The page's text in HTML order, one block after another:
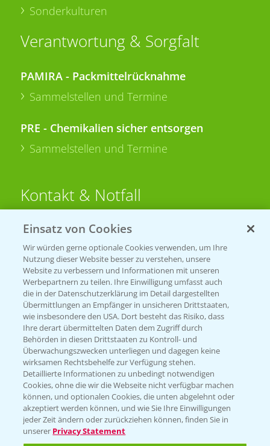
Sonderkulturen
Verantwortung & Sorgfalt
PAMIRA - Packmittelrücknahme
Sammelstellen und Termine
PRE - Chemikalien sicher entsorgen
Sammelstellen und Termine
Kontakt & Notfall
Beratung auf WhatsApp
T.+49 (0)174 346 564 1
KONTAKT
Hilfe in Notfällen
T.+49 (0)214/30-20220
Folgen Sie uns
Einsatz von Cookies
Wir würden gerne optionale Cookies verwenden, um Ihre
Nutzung dieser Website besser zu verstehen, unsere
Website zu verbessern und Informationen mit unseren
Werbepartnern zu teilen. Ihre Einwilligung umfasst auch
die in der Datenschutzerklärung im Detail dargestellten
Übermittlungen an Empfänger in unsicheren Drittstaaten,
wie insbesondere den USA. Dort besteht das Risiko, dass
Ihre derart übermittelten Daten dem Zugriff durch
Behörden in diesen Drittstaaten zu Kontroll- und
Überwachungszwecken unterliegen und dagegen keine
wirksamen Rechtsbehelfe zur Verfügung stehen.
Detaillierte Informationen zu unbedingt notwendigen
Cookies, ohne die wir die Webseite nicht verfügbar machen
können, und optionalen Cookies, die unten abgelehnt oder
akzeptiert werden können, und wie Sie Ihre Einwilligungen
jeder Zeit ändern oder zurückziehen können, finden Sie in
unserer Privacy Statement